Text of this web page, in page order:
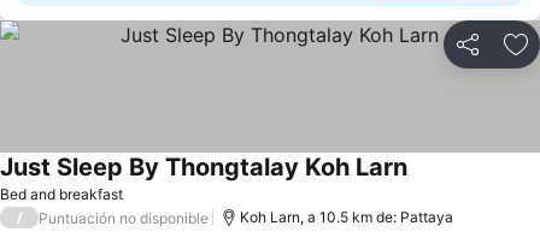
Compartir
Bed and breakfast
Just Sleep By Thongtalay Koh Larn
/ Puntuación no disponible Koh Larn, a 10.5 km de: Pattaya